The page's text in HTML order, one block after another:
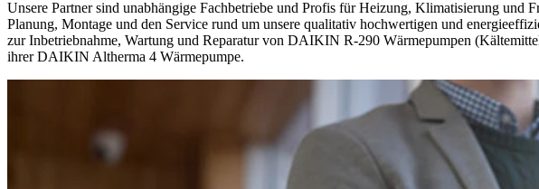
Unsere Partner sind unabhängige Fachbetriebe und Profis für Heizung, Klimatisierung und
Planung, Montage und den Service rund um unsere qualitativ hochwertigen und
zur Inbetriebnahme, Wartung und Reparatur von DAIKIN R-290 Wärmepumpen
ihrer DAIKIN Altherma 4 Wärmepumpe.